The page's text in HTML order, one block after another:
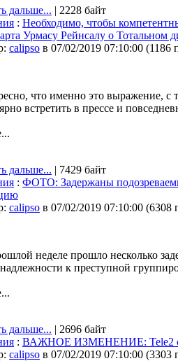
дальше... | 2228 байт
: Необходимо, чтобы
Урмасу Рейнсалу о Тотальном
calipso в 07/02/2019 07:10:00 (1186
что именно это выражение, с
встретить в прессе и
дальше... | 7429 байт
: ФОТО: Задержаны
calipso в 07/02/2019 07:10:00 (6308
неделе прошло несколько
к преступной
дальше... | 2696 байт
: ВАЖНОЕ ИЗМЕНЕНИЕ: Tele2 с
calipso в 07/02/2019 07:10:00 (3303